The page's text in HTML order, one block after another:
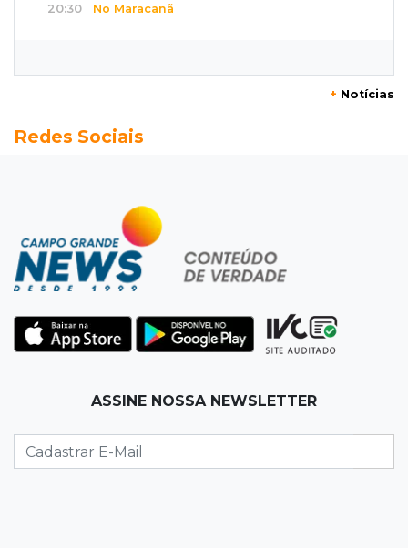
20:30 No Maracanã
Seleções em MS têm salários de até R$ 8,2 mil;
Jardim Itatiaia
Vigia é amarrado durante roubo de carro e
dois caminhões em pátio
Corinthians vence Bragantino por 2 a 0 e sobe
para 7º no Brasileirão
Na Vila Belmiro
lugar no Brasileirão
+ Notícias
Redes Sociais
ASSINE NOSSA NEWSLETTER